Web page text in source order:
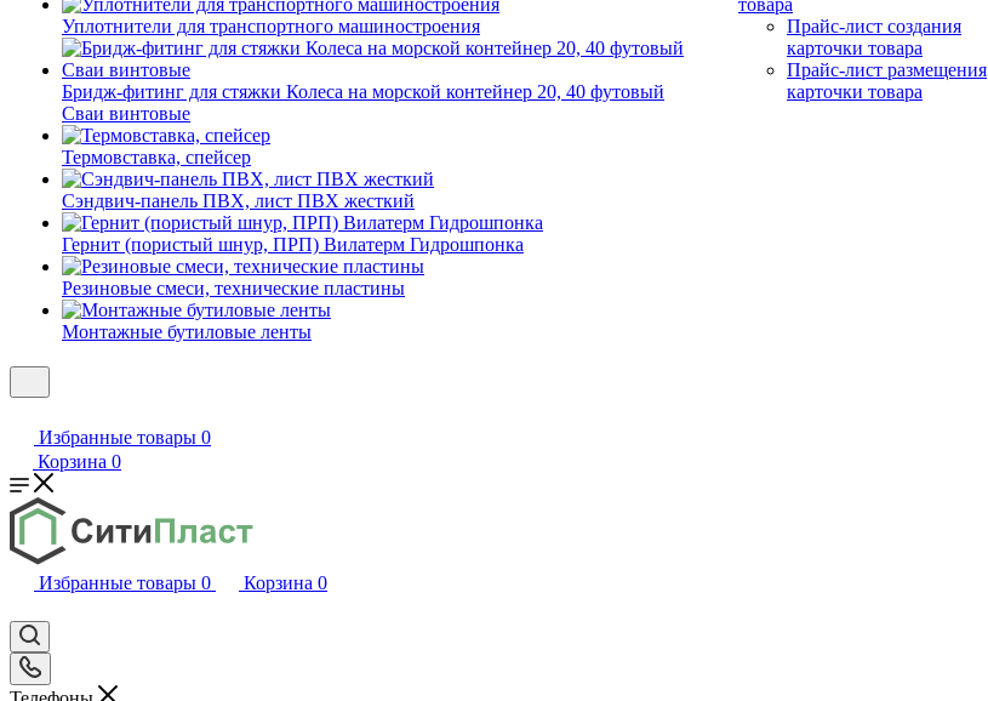
Уплотнители для транспортного машиностроения
Бридж-фитинг для стяжки Колеса на морской контейнер 20, 40 футовый
Сваи винтовые
Термовставка, спейсер
Сэндвич-панель ПВХ, лист ПВХ жесткий
Гернит (пористый шнур, ПРП) Вилатерм Гидрошпонка
Резиновые смеси, технические пластины
Монтажные бутиловые ленты
товара
Прайс-лист создания
карточки товара
Прайс-лист размещения
карточки товара
Избранные товары 0
Корзина 0
Избранные товары 0 Корзина 0